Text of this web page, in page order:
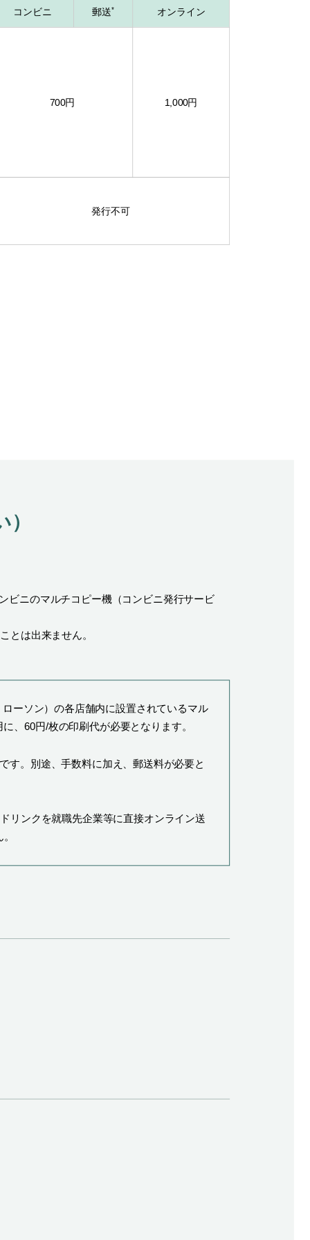
コンビニ 郵送* オンライン
700円 1,000円
発行不可
ビニのマルチコピー機（コンビニ発行サービ
とは出来ません。
ーソン）の各店舗内に設置されているマル
、60円/枚の印刷代が必要となります。
す。別途、手数料に加え、郵送料が必要と
リンクを就職先企業等に直接オンライン送